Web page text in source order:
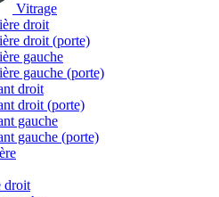
Vitrage
droit
droit (porte)
gauche
gauche (porte)
droit
droit (porte)
gauche
gauche (porte)
droit